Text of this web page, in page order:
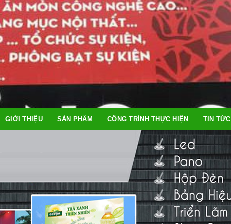
GIỚI THIỆU SẢN PHẨM CÔNG TRÌNH THỰC HIỆN TIN TỨC